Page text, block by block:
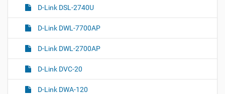
D-Link DSL-2740U
D-Link DWL-7700AP
D-Link DWL-2700AP
D-Link DVC-20
D-Link DWA-120